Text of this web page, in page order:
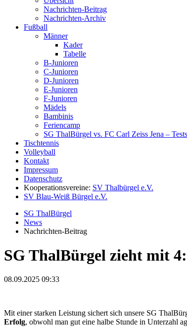
Nachrichten-Beitrag
Nachrichten-Archiv
Fußball
Männer
Kader
Tabelle
B-Junioren
C-Junioren
D-Junioren
E-Junioren
F-Junioren
Mädels
Bambinis
Feriencamp
SG ThalBürgel vs. FC Carl Zeiss Jena –
Tischtennis
Volleyball
Kontakt
Impressum
Datenschutz
Kooperationsvereine: SV Thalbürgel e.V.
SV Blau-Weiß Bürgel e.V.
SG ThalBürgel
News
Nachrichten-Beitrag
SG ThalBürgel zieht mit
08.09.2025 09:33
Mit einer starken Leistung sichert sich unsere SG
Erfolg, obwohl man gut eine halbe Stunde in Unterzahl